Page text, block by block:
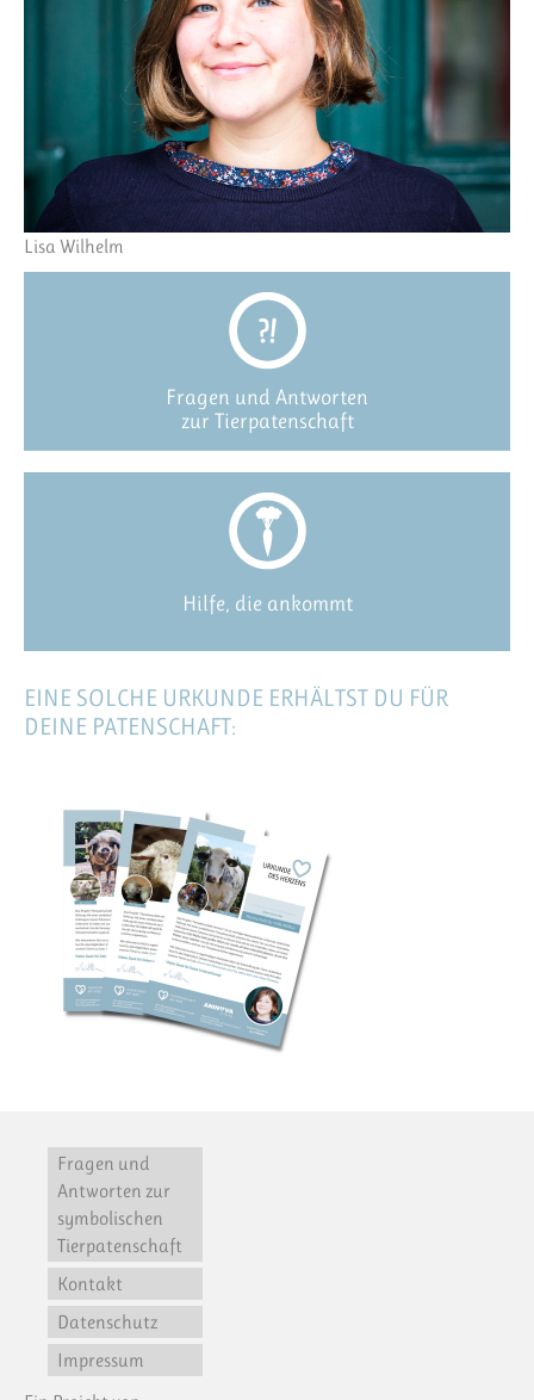
Lisa Wilhelm
Fragen und Antworten
zur Tierpatenschaft
Hilfe, die ankommt
EINE SOLCHE URKUNDE ERHÄLTST DU FÜR
DEINE PATENSCHAFT:
Fragen und
Antworten zur
symbolischen
Tierpatenschaft
Kontakt
Datenschutz
Impressum